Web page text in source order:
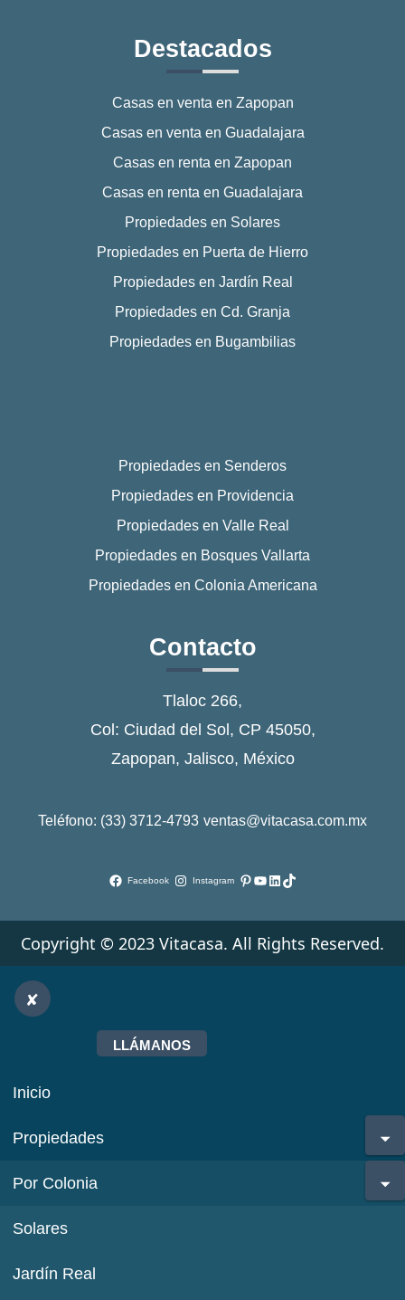
Destacados
Casas en venta en Zapopan
Casas en venta en Guadalajara
Casas en renta en Zapopan
Casas en renta en Guadalajara
Propiedades en Solares
Propiedades en Puerta de Hierro
Propiedades en Jardín Real
Propiedades en Cd. Granja
Propiedades en Bugambilias
Propiedades en Senderos
Propiedades en Providencia
Propiedades en Valle Real
Propiedades en Bosques Vallarta
Propiedades en Colonia Americana
Contacto
Tlaloc 266,
Col: Ciudad del Sol, CP 45050,
Zapopan, Jalisco, México
Teléfono: (33) 3712-4793 ventas@vitacasa.com.mx
Facebook Instagram Pinterest
YouTube
LinkedIn
TikTok
Copyright © 2023 Vitacasa. All Rights Reserved.
LLÁMANOS
Inicio
Propiedades
Por Colonia
Solares
Jardín Real